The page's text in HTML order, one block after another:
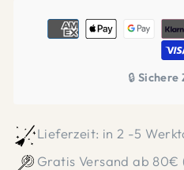
🔒 Sichere
Lieferzeit: in 2 -5
Gratis Versand ab 80€